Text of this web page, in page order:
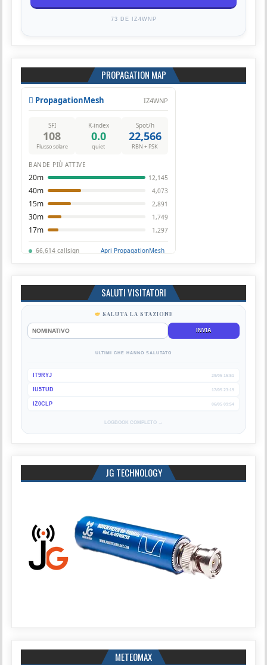
73 DE IZ4WNP
PROPAGATION MAP
SALUTI VISITATORI
SALUTA LA STAZIONE
INVIA
ULTIMI CHE HANNO SALUTATO
IT9RYJ 29/05 15:51
IU5TUD 17/05 23:19
IZ0CLP 06/05 09:54
LOGBOOK COMPLETO →
JG TECHNOLOGY
METEOMAX